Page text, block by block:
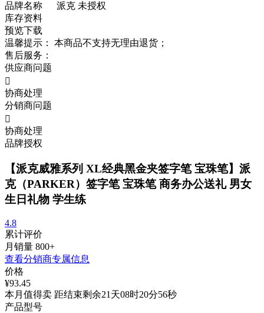
品牌名称
派克 未授权
库存资料
预览下载
温馨提示：
本商品不支持无理由退货；
售后服务：
供应商问题

协商处理
分销商问题

协商处理
品牌授权
【派克威雅系列 XL经典黑金夹签字笔 宝珠笔】派
克（PARKER）签字笔 宝珠笔 商务办公送礼 男女
生日礼物 学生练
4.8
累计评价
月销量 800+
查看分销商专属信息
价格
¥93.45
本月值得卖 距结束剩余21天08时20分56秒
产品型号